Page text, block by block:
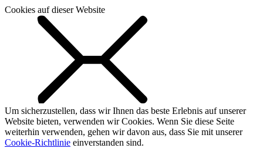
Cookies auf dieser Website
Um sicherzustellen, dass wir Ihnen das beste Erlebnis auf unserer
Website bieten, verwenden wir Cookies. Wenn Sie diese Seite
weiterhin verwenden, gehen wir davon aus, dass Sie mit unserer
Cookie-Richtlinie einverstanden sind.